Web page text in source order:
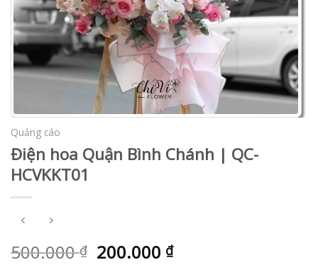
Quảng cáo
Điện hoa Quận Bình Chánh | QC-
HCVKKT01
500.000₫ 200.000 ₫